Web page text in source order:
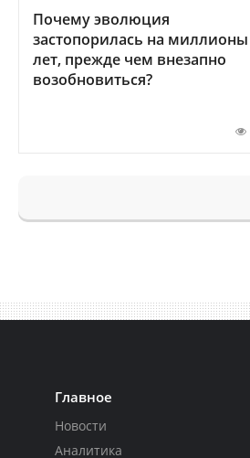
Почему эволюция
застопорилась на миллионы
лет, прежде чем внезапно
возобновиться?
Главное
Новости
Аналитика